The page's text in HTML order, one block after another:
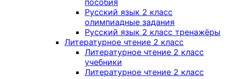
пособия
Русский язык 2 класс
олимпиадные задания
Русский язык 2 класс тренажёры
Литературное чтение 2 класс
Литературное чтение 2 класс
учебники
Литературное чтение 2 класс